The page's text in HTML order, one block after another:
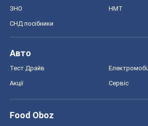
ЗНО НМТ
СНД посібники
Авто
Тест Драйв
Акції Сервіс
Food Oboz